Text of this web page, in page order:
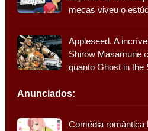
mecas viveu o
Appleseed. A
Shirow Masamune
quanto Ghost in the
Anunciados:
Comédia romântica